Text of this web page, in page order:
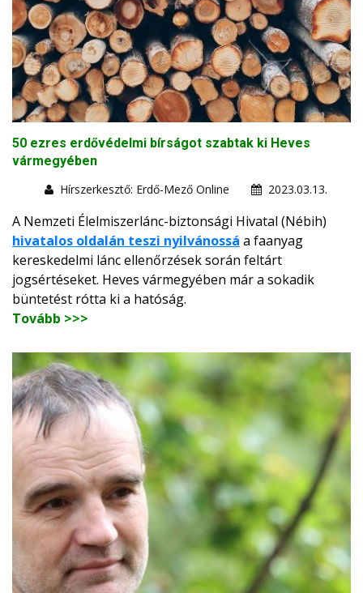
50 ezres erdővédelmi bírságot szabtak ki Heves
vármegyében
Hírszerkesztő: Erdő-Mező Online
2023.03.13.
A Nemzeti Élelmiszerlánc-biztonsági Hivatal (Nébih)
hivatalos oldalán teszi nyilvánossá a faanyag
kereskedelmi lánc ellenőrzések során feltárt
jogsértéseket. Heves vármegyében már a sokadik
büntetést rótta ki a hatóság.
Tovább >>>